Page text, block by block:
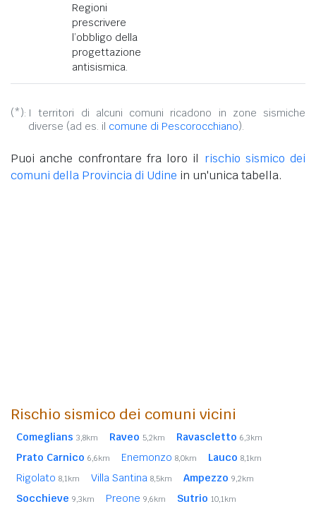
Regioni
prescrivere
l’obbligo della
progettazione
antisismica.
(*): I territori di alcuni comuni ricadono in zone sismiche
diverse (ad es. il comune di Pescorocchiano).
Puoi anche confrontare fra loro il rischio sismico dei
comuni della Provincia di Udine in un'unica tabella.
Rischio sismico dei comuni vicini
Comeglians 3,8km Raveo 5,2km Ravascletto 6,3km
Prato Carnico 6,6km Enemonzo 8,0km Lauco 8,1km
Rigolato 8,1km Villa Santina 8,5km Ampezzo 9,2km
Socchieve 9,3km Preone 9,6km Sutrio 10,1km